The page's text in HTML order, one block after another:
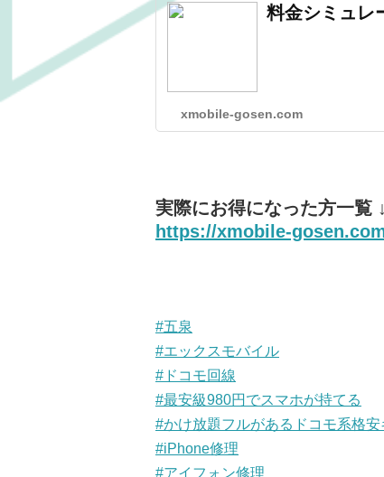
料金シミュレ
xmobile-gosen.com
実際にお得になった方一覧 ↓
https://xmobile-
#五泉
#エックスモバイル
# ドコモ回線
#最安級980円でスマホが持てる
#かけ放題フルがあるドコモ系格安
#iPhone修理
#アイフォン修理